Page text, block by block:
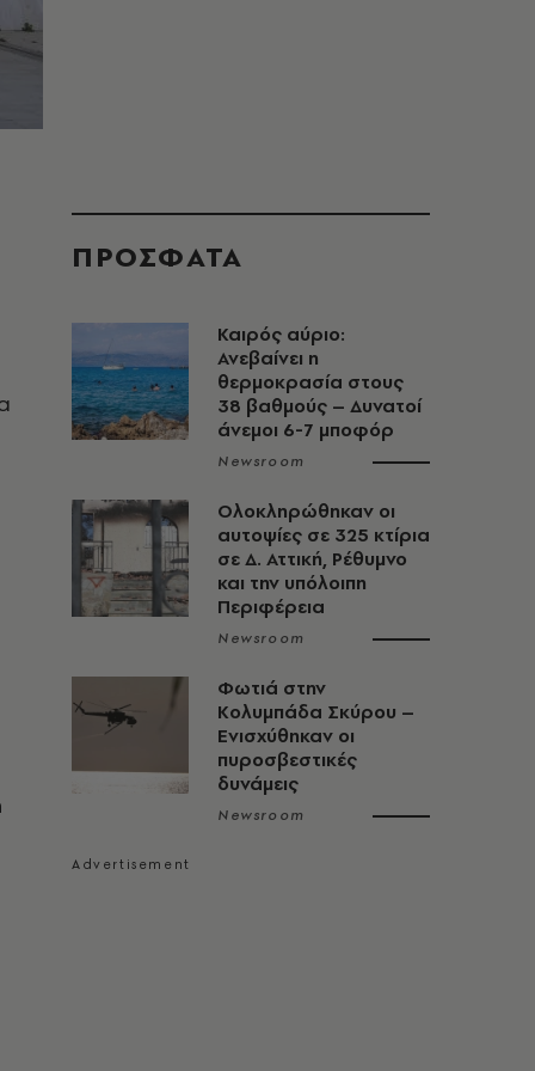
ΠΡΟΣΦΑΤΑ
Καιρός αύριο:
Ανεβαίνει η
θερμοκρασία στους
38 βαθμούς – Δυνατοί
άνεμοι 6-7 μποφόρ
Newsroom
Ολοκληρώθηκαν οι
αυτοψίες σε 325 κτίρια
σε Δ. Αττική, Ρέθυμνο
και την υπόλοιπη
Περιφέρεια
Newsroom
Φωτιά στην
Κολυμπάδα Σκύρου –
Ενισχύθηκαν οι
πυροσβεστικές
δυνάμεις
Newsroom